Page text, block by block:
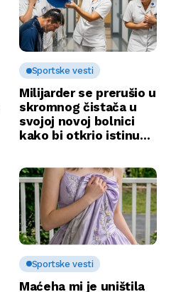
Sportske vesti
Milijarder se prerušio u
skromnog čistača u
svojoj novoj bolnici
kako bi otkrio istinu…
Sportske vesti
Maćeha mi je uništila